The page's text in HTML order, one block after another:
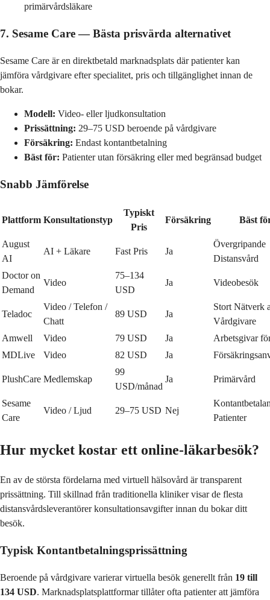
primärvårdsläkare
7. Sesame Care — Bästa prisvärda alternativet
Sesame Care är en direktbetald marknadsplats där patienter kan
jämföra vårdgivare efter specialitet, pris och tillgänglighet innan de
bokar.
Modell: Video- eller ljudkonsultation
Prissättning: 29–75 USD beroende på vårdgivare
Försäkring: Endast kontantbetalning
Bäst för: Patienter utan försäkring eller med begränsad budget
Snabb Jämförelse
Plattform Konsultationstyp
Typiskt
Pris
Försäkring Bäst
August
AI
AI + Läkare Fast Pris Ja
Övergripande
Distansvård
Doctor on
Demand
Video
75–134
USD
Ja Videobesök
Teladoc
Video / Telefon /
Chatt
89 USD Ja
Stort Nätverk
Vårdgivare
Amwell
Video 79 USD Ja
Arbetsgivar
MDLive
Video 82 USD Ja
PlushCare Medlemskap
99
USD/månad
Ja Primärvård
Sesame
Care
Video / Ljud 29–75 USD Nej
Patienter
Hur mycket kostar ett online-läkarbesök?
En av de största fördelarna med virtuell hälsovård är transparent
prissättning. Till skillnad från traditionella kliniker visar de flesta
distansvårdsleverantörer konsultationsavgifter innan du bokar ditt
besök.
Typisk Kontantbetalningsprissättning
Beroende på vårdgivare varierar virtuella besök generellt från 19 till
134 USD. Marknadsplatsplattformar tillåter ofta patienter att jämföra